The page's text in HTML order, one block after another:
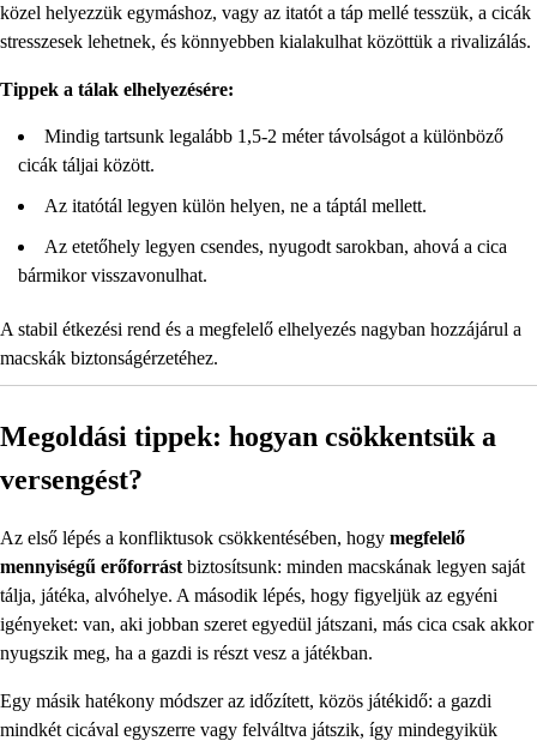
közel helyezzük egymáshoz, vagy az itatót a táp mellé tesszük, a cicák
stresszesek lehetnek, és könnyebben kialakulhat közöttük a rivalizálás.
Tippek a tálak elhelyezésére:
Mindig tartsunk legalább 1,5-2 méter távolságot a különböző
cicák táljai között.
Az itatótál legyen külön helyen, ne a táptál mellett.
Az etetőhely legyen csendes, nyugodt sarokban, ahová a cica
bármikor visszavonulhat.
A stabil étkezési rend és a megfelelő elhelyezés nagyban hozzájárul a
macskák biztonságérzetéhez.
Megoldási tippek: hogyan csökkentsük a
versengést?
Az első lépés a konfliktusok csökkentésében, hogy megfelelő
mennyiségű erőforrástbiztosítsunk: minden macskának legyen saját
tálja, játéka, alvóhelye. A második lépés, hogy figyeljük az egyéni
igényeket: van, aki jobban szeret egyedül játszani, más cica csak akkor
nyugszik meg, ha a gazdi is részt vesz a játékban.
Egy másik hatékony módszer az időzített, közös játékidő: a gazdi
mindkét cicával egyszerre vagy felváltva játszik, így mindegyikük